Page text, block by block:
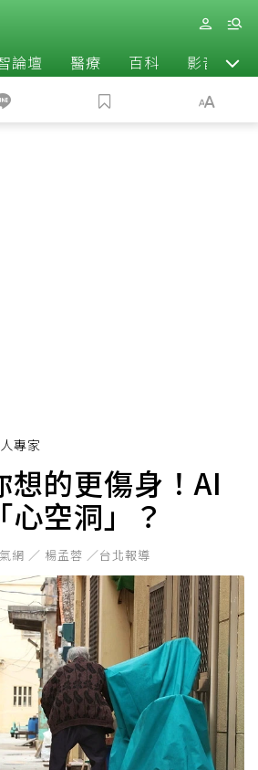
論壇 醫療 百科 影音
專家
想的更傷身！AI
空洞」？
網 ／ 楊孟蓉 ／台北報導